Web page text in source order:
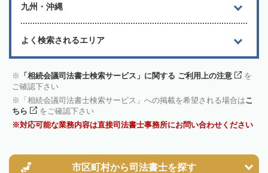
九州・沖縄
よく検索されるエリア
「相続会議司法書士検索サービス」に関する ご利用上の注意
を
ご確認下さい
「相続会議司法書士検索サービス」への掲載を希望される場合はこ
ちら
をご確認下さい
対応可能な業務内容は直接司法書士事務所にお問い合わせください
市区町村から司法書士を探す